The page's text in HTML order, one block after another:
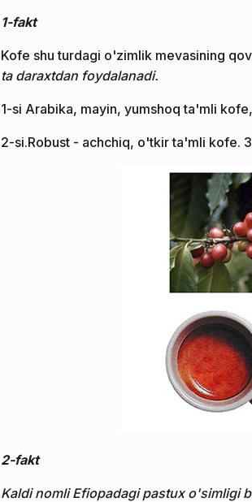
1-fakt
Kofe shu turdagi o'zimlik mevasining
ta daraxtdan foydalanadi.
1-si Arabika, mayin, yumshoq ta'mli
2-si.Robust - achchiq, o'tkir ta'mli kofe.
2-fakt
Kaldi nomli Efiopadagi pastux o'simligi